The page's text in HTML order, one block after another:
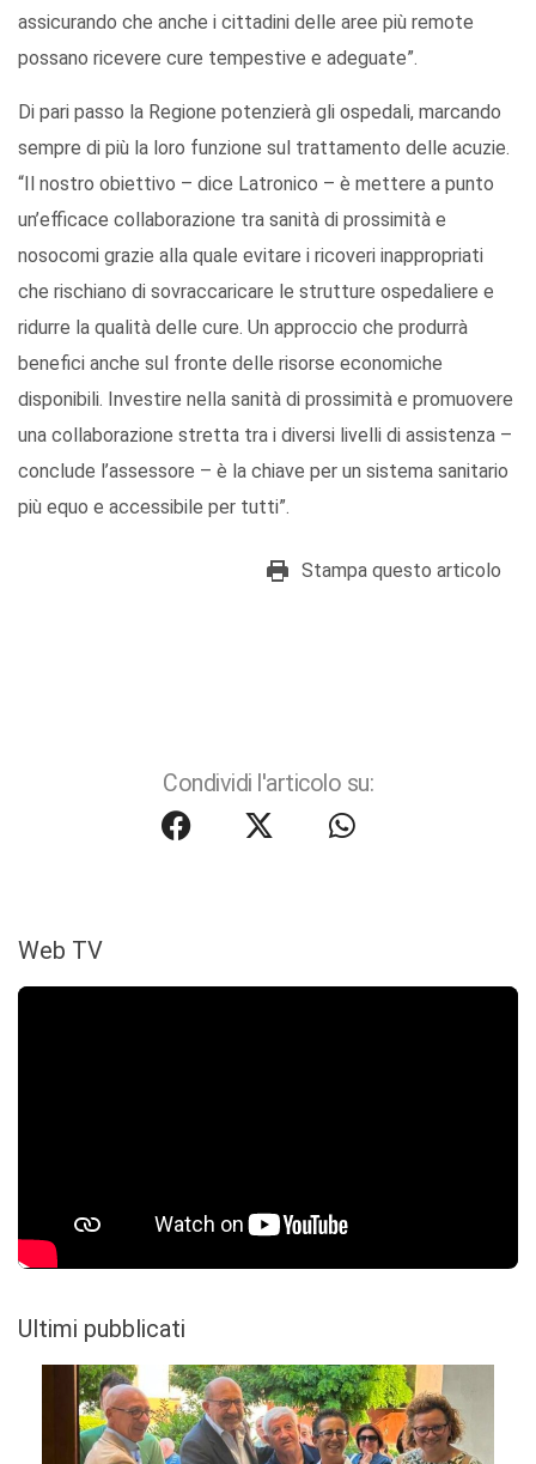
assicurando che anche i cittadini delle aree più remote
possano ricevere cure tempestive e adeguate”.
Di pari passo la Regione potenzierà gli ospedali, marcando
sempre di più la loro funzione sul trattamento delle acuzie.
“Il nostro obiettivo – dice Latronico – è mettere a punto
un’efficace collaborazione tra sanità di prossimità e
nosocomi grazie alla quale evitare i ricoveri inappropriati
che rischiano di sovraccaricare le strutture ospedaliere e
ridurre la qualità delle cure. Un approccio che produrrà
benefici anche sul fronte delle risorse economiche
disponibili. Investire nella sanità di prossimità e promuovere
una collaborazione stretta tra i diversi livelli di assistenza –
conclude l’assessore – è la chiave per un sistema sanitario
più equo e accessibile per tutti”.
Stampa questo articolo
Condividi l'articolo su:
Web TV
Ultimi pubblicati